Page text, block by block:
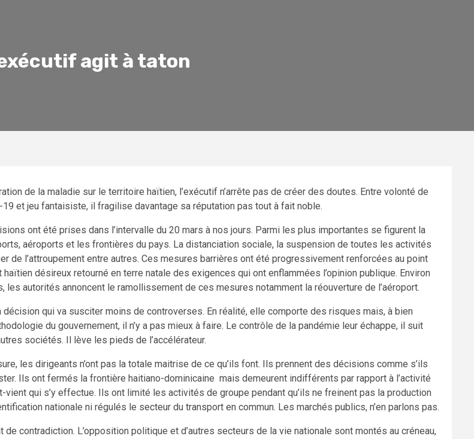
agit à taton
de la maladie sur le territoire haïtien, l’exécutif n’arrête pas de créer des doutes. Entre volonté de
19 et jeu fantaisiste, il fragilise davantage sa réputation pas tout à fait noble.
ont été prises dans l’intervalle du 20 mars à nos jours. Parmi les plus importantes se figurent la
aéroports et les frontières du pays. La distanciation sociale, la suspension de toutes les activités
de l’attroupement entre autres. Ces mesures barrières ont été progressivement renforcées au point
haïtien désireux retourné en terre natale des exigences qui ont enflammées l’opinion publique. Environ
les autorités annoncent le ramollissement de ces mesures notamment la réouverture de l’aéroport.
décision qui va susciter moins de controverses. En réalité, elle comporte des risques mais, à bien
du gouvernement, il n’y a pas mieux à faire. Le contrôle de la pandémie leur échappe, il suit
sociétés. Il lève les pieds de l’accélérateur.
les dirigeants n’ont pas la totale maitrise de ce qu’ils font. Ils prennent des décisions comme s’ils
Ils ont fermés la frontière haitiano-dominicaine mais demeurent indifférents par rapport à l’activité
vient qui s’y effectue. Ils ont limité les activités de groupe pendant qu’ils ne freinent pas la production
nationale ni régulés le secteur du transport en commun. Les marchés publics, n’en parlons pas.
de contradiction. L’opposition politique et d’autres secteurs de la vie nationale sont montés au créneau,